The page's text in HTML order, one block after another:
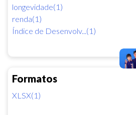
longevidade(1)
renda(1)
Índice de Desenvolv...(1)
Formatos
XLSX(1)